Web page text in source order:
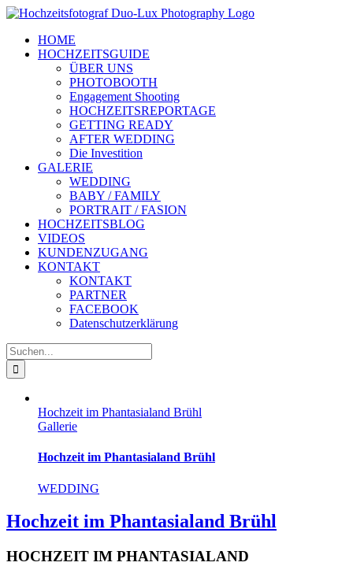
Zum
springenHOME
HOCHZEITSGUIDE
ÜBER UNS
PHOTOBOOTH
Engagement Shooting
HOCHZEITSREPORTAGE
GETTING READY
AFTER WEDDING
Die Investition
GALERIE
WEDDING
BABY / FAMILY
PORTRAIT / FASION
HOCHZEITSBLOG
VIDEOS
KUNDENZUGANG
KONTAKT
KONTAKT
PARTNER
FACEBOOK
Datenschutzerklärung
Suche
nach:
Hochzeit im Phantasialand Brühl
Gallerie
Hochzeit im Phantasialand Brühl
WEDDING
Hochzeit im Phantasialand Brühl
HOCHZEIT IM PHANTASIALAND